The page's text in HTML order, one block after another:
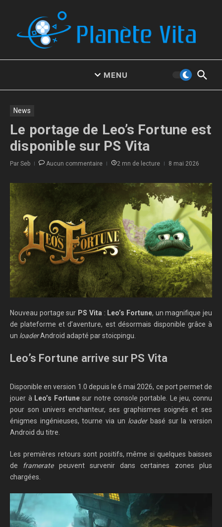
MENU
News
Le portage de Leo’s Fortune est
disponible sur PS Vita
Par Seb Aucun commentaire 2 mn de lecture 8 mai 2026
Nouveau portage sur PS Vita : Leo’s Fortune, un magnifique jeu
de plateforme et d’aventure, est désormais disponible grâce à
un loaderAndroid adapté par stoicpingu.
Leo’s Fortune arrive sur PS Vita
Disponible en version 1.0 depuis le 6 mai 2026, ce port permet de
jouer à Leo’s Fortunesur notre console portable. Le jeu, connu
pour son univers enchanteur, ses graphismes soignés et ses
énigmes ingénieuses, tourne via un loaderbasé sur la version
Android du titre.
Les premières retours sont positifs, même si quelques baisses
de
frameratepeuvent survenir dans certaines zones plus
chargées.